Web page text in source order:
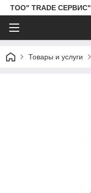
ТОО" TRADE СЕРВИС"
Товары и услуги